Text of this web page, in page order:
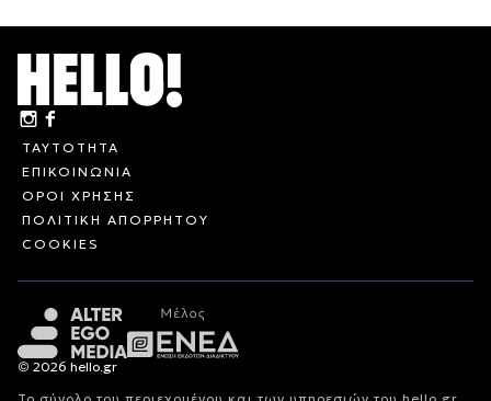
ΤΑΥΤΟΤΗΤΑ
ΕΠΙΚΟΙΝΩΝΙΑ
ΟΡΟΙ ΧΡΗΣΗΣ
ΠΟΛΙΤΙΚΗ ΑΠΟΡΡΗΤΟΥ
COOKIES
© 2026 hello.gr